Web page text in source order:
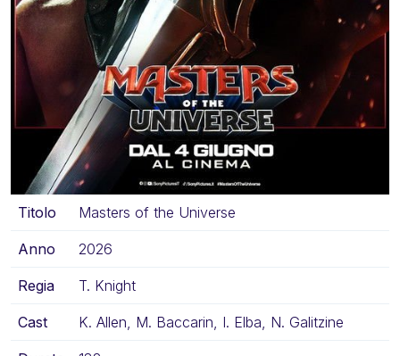
Titolo Masters of the Universe
Anno 2026
Regia T. Knight
Cast K. Allen, M. Baccarin, I. Elba, N. Galitzine